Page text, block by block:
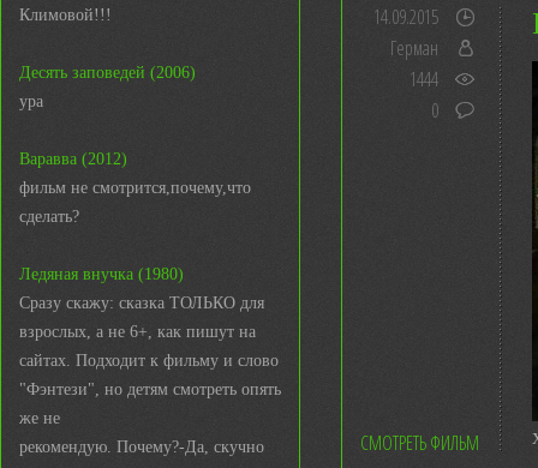
Климовой!!!
Десять заповедей (2006)
ура
Варавва (2012)
фильм не смотрится,почему,что
сделать?
Ледяная внучка (1980)
Сразу скажу: сказка ТОЛЬКО для
взрослых, а не 6+, как пишут на
сайтах. Подходит к фильму и слово
"Фэнтези", но детям смотреть опять
же не
рекомендую. Почему?-Да, скучно
14.09.2015
Герман
1444
0
СМОТРЕТЬ ФИЛЬМ